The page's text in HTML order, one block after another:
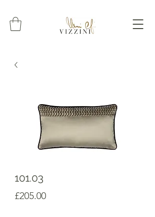
101.03
£205.00Prezzo